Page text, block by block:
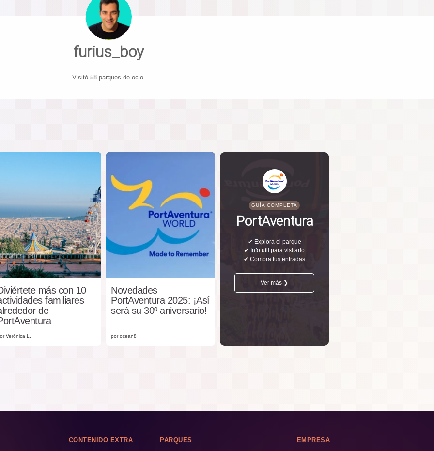
furius_boy
Visitó 58 parques de ocio.
más con 10
familiares
de
Verónica L.
Novedades
PortAventura 2025: ¡Así
será su 30º aniversario!
por ocean8
GUÍA COMPLETA
PortAventura
✔ Explora el parque
✔ Info útil para visitarlo
✔ Compra tus entradas
Ver más ❯
CONTENIDO EXTRA PARQUES EMPRESA